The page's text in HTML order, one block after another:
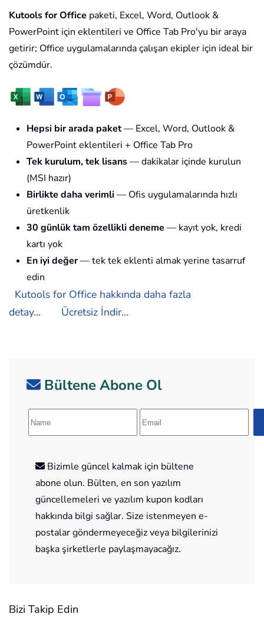
Kutools for Office paketi, Excel, Word, Outlook &
PowerPoint için eklentileri ve Office Tab Pro'yu bir araya
getirir; Office uygulamalarında çalışan ekipler için ideal bir
çözümdür.
Hepsi bir arada paket— Excel, Word, Outlook &
PowerPoint eklentileri + Office Tab Pro
Tek kurulum, tek lisans— dakikalar içinde kurulun
(MSI hazır)
Birlikte daha verimli — Ofis uygulamalarında hızlı
üretkenlik
30 günlük tam özellikli deneme — kayıt yok, kredi
kartı yok
En iyi değer— tek tek eklenti almak yerine tasarruf
edin
Kutools for Office hakkında daha fazla
detay...
Ücretsiz İndir...
Bültene Abone Ol
Bizimle güncel kalmak için bültene
abone olun. Bülten, en son yazılım
güncellemeleri ve yazılım kupon kodları
hakkında bilgi sağlar. Size istenmeyen e-
postalar göndermeyeceğiz veya bilgilerinizi
başka şirketlerle paylaşmayacağız.
Bizi Takip Edin